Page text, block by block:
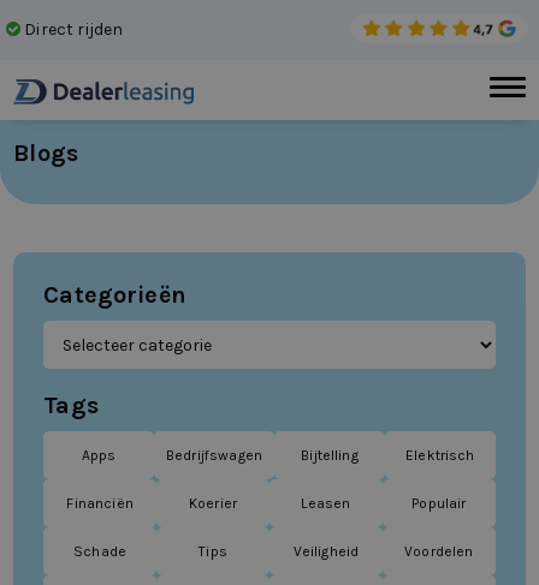
Direct rijden
Blogs
Categorieën
Tags
Apps Bedrijfswagen Bijtelling Elektrisch
Financiën Koerier Leasen Populair
Schade Tips Veiligheid Voordelen